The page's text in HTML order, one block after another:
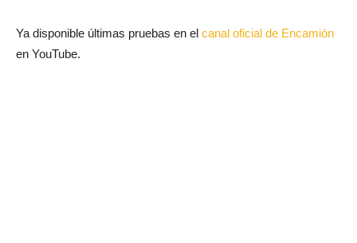
Ya disponible últimas pruebas en el canal oficial de Encamión
en YouTube.